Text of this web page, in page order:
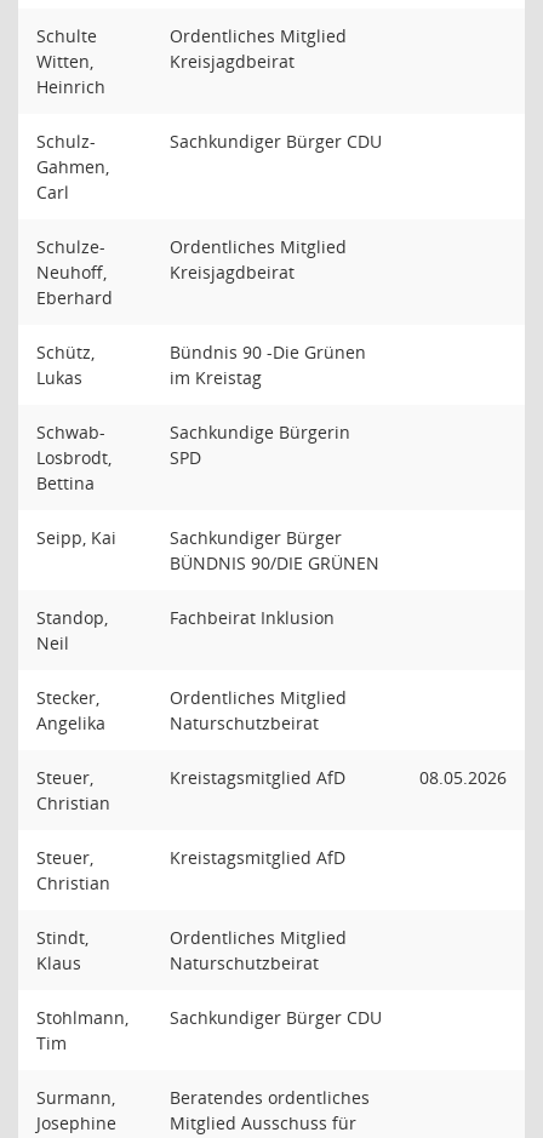
Schulte
Witten,
Heinrich
Ordentliches Mitglied
Kreisjagdbeirat
Schulz-
Gahmen,
Carl
Sachkundiger Bürger CDU
Schulze-
Neuhoff,
Eberhard
Ordentliches Mitglied
Kreisjagdbeirat
Schütz,
Lukas
Bündnis 90 -Die Grünen
im Kreistag
Schwab-
Losbrodt,
Bettina
Sachkundige Bürgerin
SPD
Seipp, Kai
Sachkundiger Bürger
BÜNDNIS 90/DIE GRÜNEN
Standop,
Neil
Fachbeirat Inklusion
Stecker,
Angelika
Ordentliches Mitglied
Naturschutzbeirat
Steuer,
Christian
Kreistagsmitglied AfD 08.05.2026
Steuer,
Christian
Kreistagsmitglied AfD
Stindt,
Klaus
Ordentliches Mitglied
Naturschutzbeirat
Stohlmann,
Tim
Sachkundiger Bürger CDU
Surmann,
Josephine
Beratendes ordentliches
Mitglied Ausschuss für